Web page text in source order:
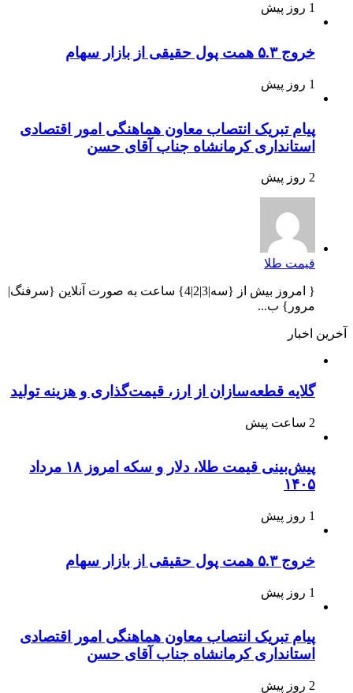
1 روز پیش
خروج ۵.۳ همت پول حقیقی از بازار سهام
1 روز پیش
پیام تبریک انتصاب معاون هماهنگی امور اقتصادی
استانداری کرمانشاه جناب آقای حسن
2 روز پیش
قیمت طلا
{ امروز بیش از {سه|3|2|4} ساعت به صورت آنلاین {سرفنگ|
مرور} ب...
آخرین اخبار
گلایه قطعه‌سازان از ارز، قیمت‌گذاری و هزینه تولید
2 ساعت پیش
پیش‌بینی قیمت طلا، دلار و سکه امروز ۱۸ مرداد
۱۴۰۵
1 روز پیش
خروج ۵.۳ همت پول حقیقی از بازار سهام
1 روز پیش
پیام تبریک انتصاب معاون هماهنگی امور اقتصادی
استانداری کرمانشاه جناب آقای حسن
2 روز پیش